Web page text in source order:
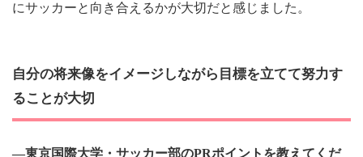
にサッカーと向き合えるかが大切だと感じました。
自分の将来像をイメージしながら目標を立てて努力す
ることが大切
―東京国際大学・サッカー部のPRポイントを教えてくだ